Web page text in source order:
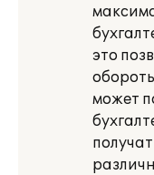
это
может